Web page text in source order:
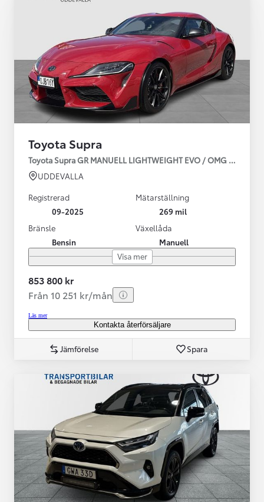
Toyota Supra
Toyota Supra GR MANUELL LIGHTWEIGHT EVO / OMG LEV!
UDDEVALLA
Registrerad
09-2025
Mätarställning
269 mil
Bränsle
Bensin
Växellåda
Manuell
Visa mer
853 800 kr
Från 10 251 kr/mån
Läs mer
Kontakta återförsäljare
Jämförelse Spara